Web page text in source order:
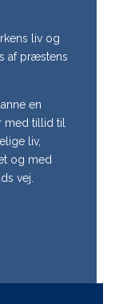
liv og
af præstens
en
med tillid til
liv,
og med
vej.